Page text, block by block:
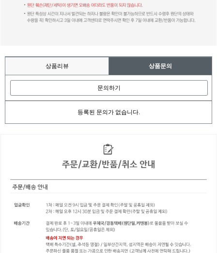
상품리뷰 상품문의
문의하기
등록된 문의가 없습니다.